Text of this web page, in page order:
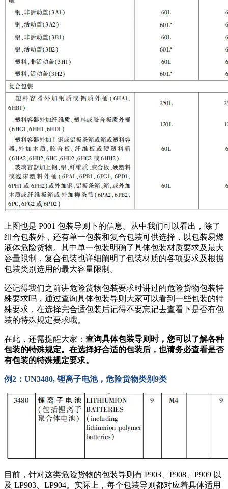
上图也是 P001 包装导则下的信息。从中我们可以看出，除了
组合包装外，还有单一包装和复合包装可供选择，以包装易燃
液体危险货物。其中单一包装明确了具体包装材质要求及最大
容量限制，复合包装也详细阐明了包装材质的各项要求及根据
包装类别选用的最大容量限制。
还记得我们之前讲危险货物包装要求时讲过的危险货物包装特
殊要求吗，通过查询具体包装导则大家可以看到一些包装的特
殊要求，在选择完合适包装后记得不要忘记去查看下是否有包
装的特殊规定要求哦。
在此，还需提醒大家： 查询具体包装导则时，您可以了解各种
包装的特殊规定。在选择好合适的包装后，也请务必查看是否
有包装的特殊规定要求。
例2：UN3480, 锂离子电池，危险货物类别9类
目前，针对这类危险货物的包装导则有 P903、P908、P909 以
及 LP903、LP904。实际上，每个包装导则都对应着具体适用